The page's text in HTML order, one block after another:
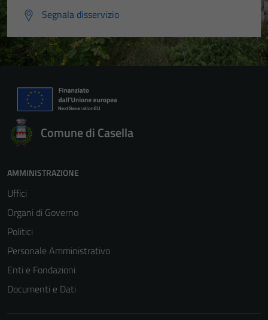
Segnala disservizio
Comune di Casella
AMMINISTRAZIONE
Uffici
Organi di Governo
Politici
Personale Amministrativo
Enti e Fondazioni
Documenti e Dati